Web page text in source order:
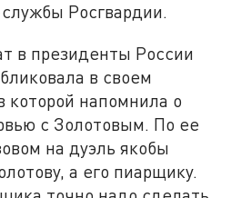
Росгвардии.
в президенты России
в своем
которой напомнила о
с Золотовым. По ее
на дуэль якобы
а его пиарщику.